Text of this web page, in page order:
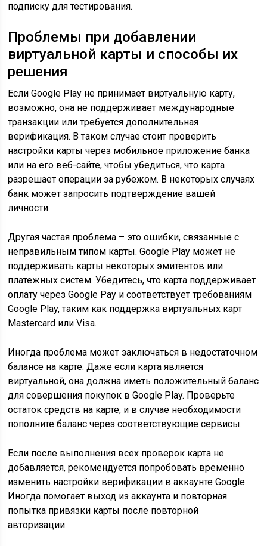
подписку для тестирования.
Проблемы при добавлении
виртуальной карты и способы их
решения
Если Google Play не принимает виртуальную карту,
возможно, она не поддерживает международные
транзакции или требуется дополнительная
верификация. В таком случае стоит проверить
настройки карты через мобильное приложение банка
или на его веб-сайте, чтобы убедиться, что карта
разрешает операции за рубежом. В некоторых случаях
банк может запросить подтверждение вашей
личности.
Другая частая проблема – это ошибки, связанные с
неправильным типом карты. Google Play может не
поддерживать карты некоторых эмитентов или
платежных систем. Убедитесь, что карта поддерживает
оплату через Google Pay и соответствует требованиям
Google Play, таким как поддержка виртуальных карт
Mastercard или Visa.
Иногда проблема может заключаться в недостаточном
балансе на карте. Даже если карта является
виртуальной, она должна иметь положительный баланс
для совершения покупок в Google Play. Проверьте
остаток средств на карте, и в случае необходимости
пополните баланс через соответствующие сервисы.
Если после выполнения всех проверок карта не
добавляется, рекомендуется попробовать временно
изменить настройки верификации в аккаунте Google.
Иногда помогает выход из аккаунта и повторная
попытка привязки карты после повторной
авторизации.